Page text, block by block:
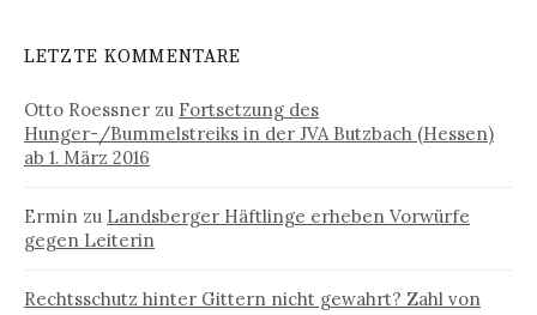
LETZTE KOMMENTARE
Otto Roessner zu Fortsetzung des
Hunger-/Bummelstreiks in der JVA Butzbach (Hessen)
ab 1. März 2016
Ermin zu Landsberger Häftlinge erheben Vorwürfe
gegen Leiterin
Rechtsschutz hinter Gittern nicht gewahrt? Zahl von